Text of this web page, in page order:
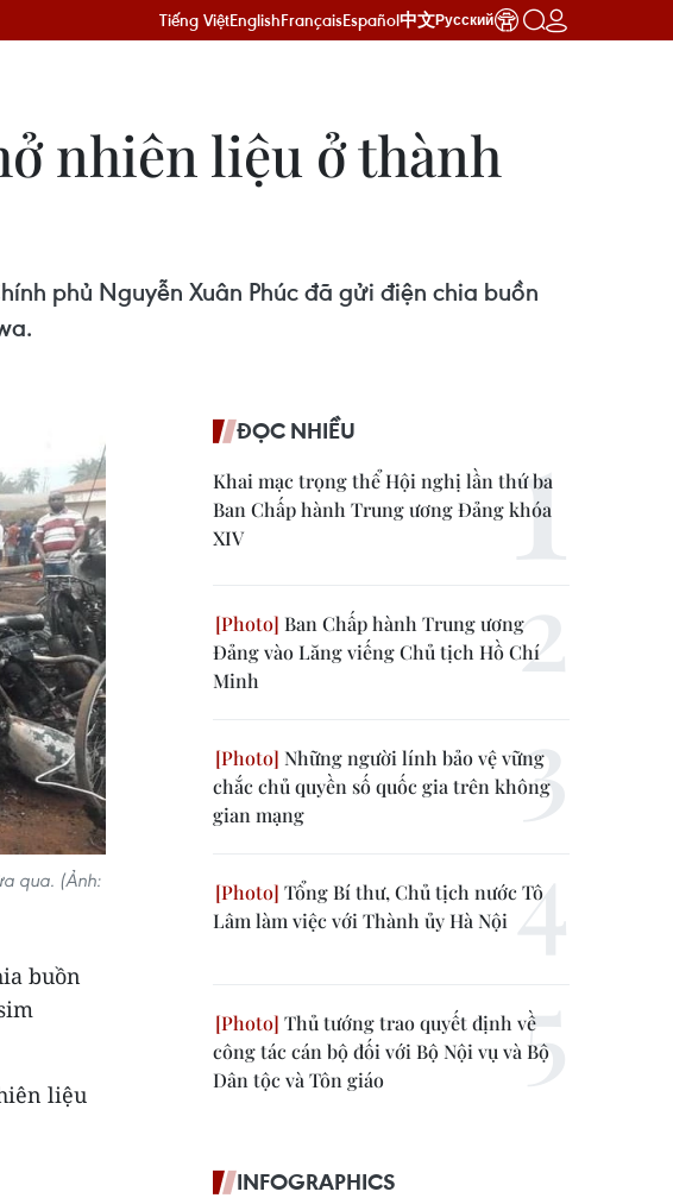
Tiếng ViệtEnglishFrançaisEspañol中文Русский
nhiên liệu ở thành
phủ Nguyễn Xuân Phúc đã gửi điện chia buồn
qua. (Ảnh:
buồn
liệu
ĐỌC NHIỀU
Khai mạc trọng thể Hội nghị lần thứ ba
Ban Chấp hành Trung ương Đảng khóa
XIV
Ban Chấp hành Trung ương
Đảng vào Lăng viếng Chủ tịch Hồ Chí
Minh
Những người lính bảo vệ vững
chắc chủ quyền số quốc gia trên không
gian mạng
Tổng Bí thư, Chủ tịch nước Tô
Lâm làm việc với Thành ủy Hà Nội
Thủ tướng trao quyết định về
công tác cán bộ đối với Bộ Nội vụ và Bộ
Dân tộc và Tôn giáo
INFOGRAPHICS